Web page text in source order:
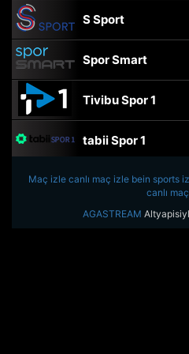
S Sport
Spor Smart
Tivibu Spor 1
tabii Spor 1
TRT Spor
beIN Sports Haber
Maç izle canlı maç izle bein sports
canlı
AGASTREAM